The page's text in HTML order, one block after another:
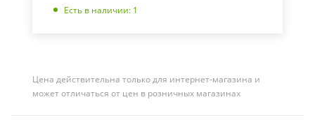
Есть в наличии: 1
Цена действительна только для интернет-магазина и
может отличаться от цен в розничных магазинах